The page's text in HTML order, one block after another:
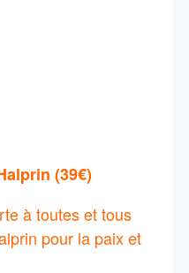
(39€)
à toutes et tous
pour la paix et